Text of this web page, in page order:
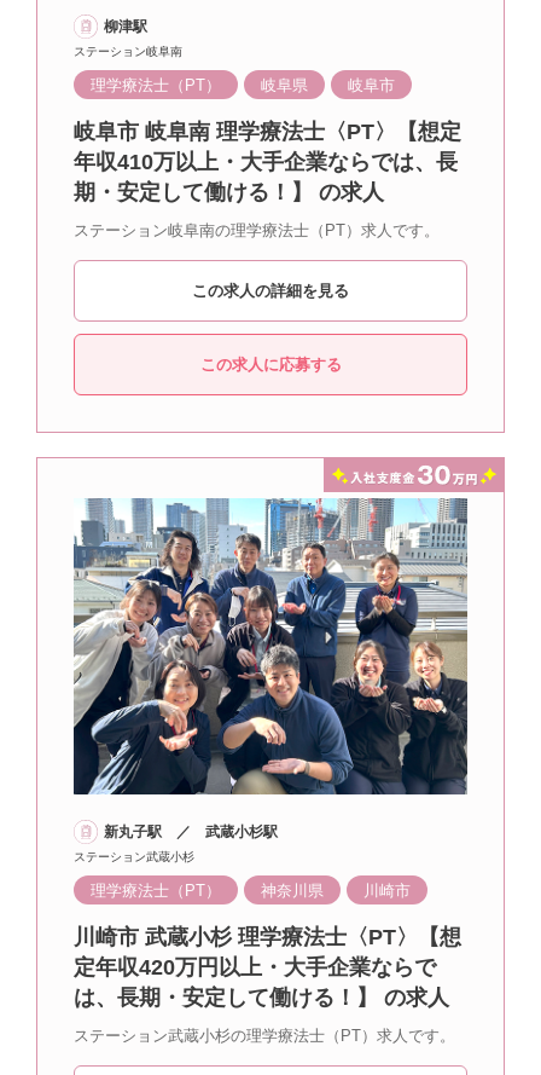
柳津駅
ステーション岐阜南
理学療法士（PT） 岐阜県 岐阜市
岐阜市 岐阜南 理学療法士〈PT〉【想定
年収410万以上・大手企業ならでは、長
期・安定して働ける！】 の求人
ステーション岐阜南の理学療法士（PT）求人です。
この求人の詳細を見る
この求人に応募する
新丸子駅 ／ 武蔵小杉駅
ステーション武蔵小杉
理学療法士（PT） 神奈川県 川崎市
川崎市 武蔵小杉 理学療法士〈PT〉【想
定年収420万円以上・大手企業ならで
は、長期・安定して働ける！】 の求人
ステーション武蔵小杉の理学療法士（PT）求人です。